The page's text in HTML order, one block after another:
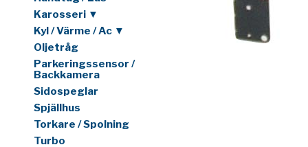
Karosseri ▼
Kyl / Värme / Ac ▼
Oljetråg
Parkeringssensor /
Backkamera
Sidospeglar
Spjällhus
Torkare / Spolning
Turbo